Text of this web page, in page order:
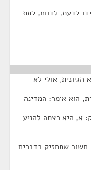
לדעת, לדווח, לתת
אולי לא
הוא אומר: המדינה
א, היא רצתה להניע
חשוב שתחזיק בדברים